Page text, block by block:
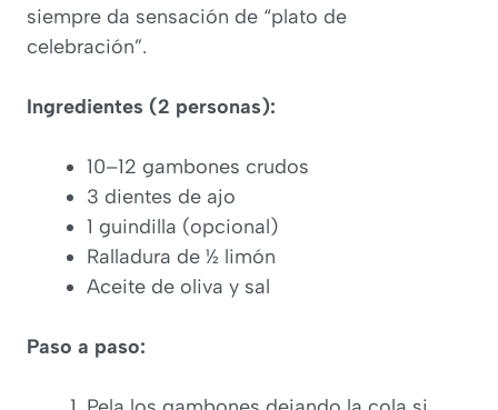
siempre da sensación de “plato de
celebración”.
Ingredientes (2 personas):
10–12 gambones crudos
3 dientes de ajo
1 guindilla (opcional)
Ralladura de ½ limón
Aceite de oliva y sal
Paso a paso: